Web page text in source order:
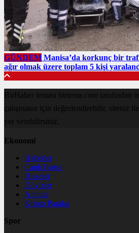
GÜNDEM Manisa’da korkunç bir
ağır olmak üzere toplam 5 kişi
BirHaber teması birtema.com tarafından
çalışmanız için değerlendirebilir, siteniz
yer verebilirsiniz.
Ekonomi
Haberler
Canlı Borsa
Hisseler
Dövizler
Altınlar
Kripto Paralar
Spor